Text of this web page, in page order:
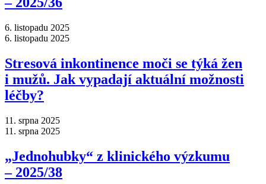
6. listopadu 2025
6. listopadu 2025
Stresová inkontinence moči se týká žen
i mužů. Jak vypadají aktuální možnosti
léčby?
11. srpna 2025
11. srpna 2025
„Jednohubky“ z klinického výzkumu
–⁠ 2025/38